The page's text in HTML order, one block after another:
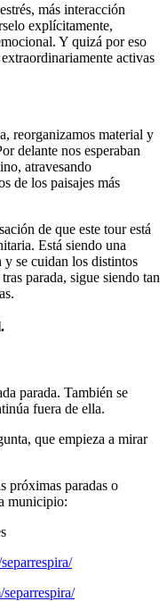
más interacción
explícitamente,
Y quizá por eso
activas
reorganizamos material y
delante nos esperaban
atravesando
de los paisajes más
de que este tour está
Está siendo una
se cuidan los distintos
parada, sigue siendo tan
parada. También se
fuera de ella.
que empieza a mirar
próximas paradas o
municipio: